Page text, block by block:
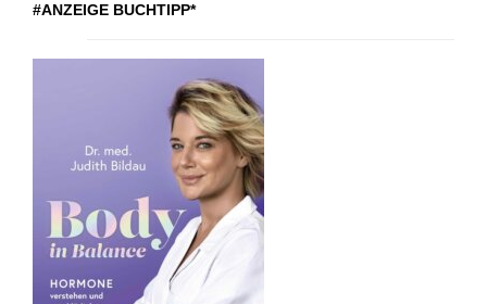
#ANZEIGE BUCHTIPP*